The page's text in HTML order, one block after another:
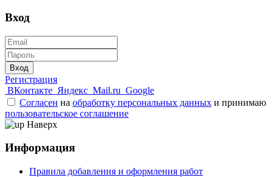
Вход
Вход
Регистрация
ВКонтакте Яндекс Mail.ru Google
Согласен на обработку персональных данных и принимаю
пользовательское соглашение
Наверх
Информация
Правила добавления и оформления работ